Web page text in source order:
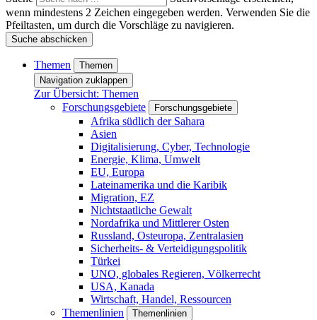
wenn mindestens 2 Zeichen eingegeben werden. Verwenden Sie die
Pfeiltasten, um durch die Vorschläge zu navigieren.
Suche abschicken
Themen
Themen
Navigation zuklappen
Zur Übersicht: Themen
Forschungsgebiete
Forschungsgebiete
Afrika südlich der Sahara
Asien
Digitalisierung, Cyber, Technologie
Energie, Klima, Umwelt
EU, Europa
Lateinamerika und die Karibik
Migration, EZ
Nichtstaatliche Gewalt
Nordafrika und Mittlerer Osten
Russland, Osteuropa, Zentralasien
Sicherheits- & Verteidigungspolitik
Türkei
UNO, globales Regieren, Völkerrecht
USA, Kanada
Wirtschaft, Handel, Ressourcen
Themenlinien
Themenlinien